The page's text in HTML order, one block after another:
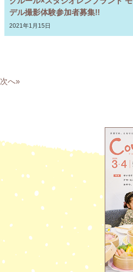
デル撮影体験参加者募集!!
2021年1月15日
次へ»